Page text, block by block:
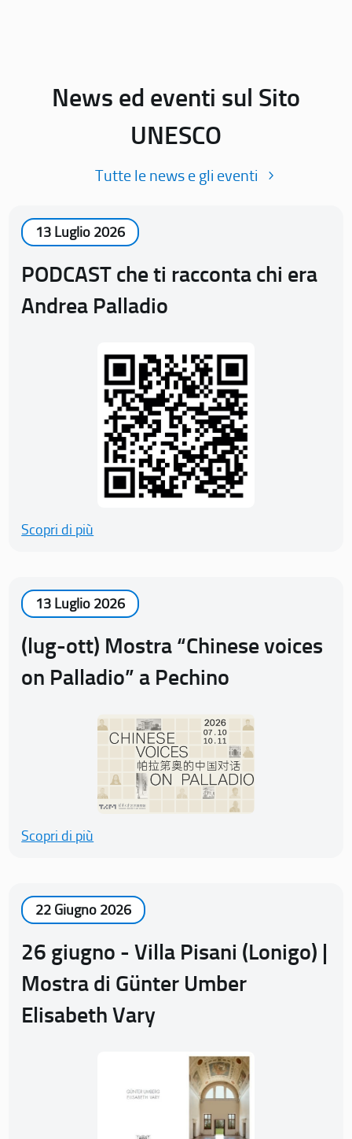
News ed eventi sul Sito
UNESCO
Tutte le news e gli eventi
13 Luglio 2026
PODCAST che ti racconta chi era
Andrea Palladio
Scopri di più
13 Luglio 2026
(lug-ott) Mostra “Chinese voices
on Palladio” a Pechino
Scopri di più
22 Giugno 2026
26 giugno - Villa Pisani (Lonigo) |
Mostra di Günter Umber
Elisabeth Vary